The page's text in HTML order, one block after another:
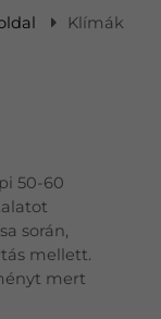
Klímák
50-60
során,
mellett.
mert